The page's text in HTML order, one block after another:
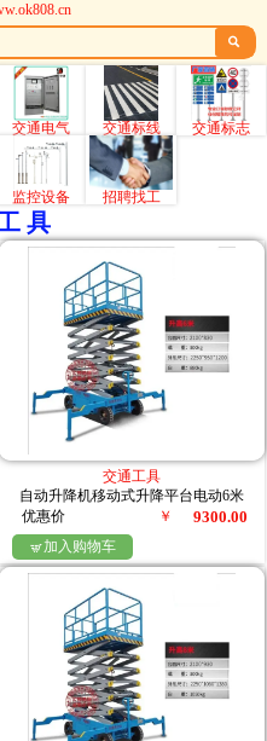

交通电气 交通标线 交通标志
监控设备 招聘找工
具
交通工具
自动升降机移动式升降平台电动6米
优惠价
￥ 9300.00
加入购物车